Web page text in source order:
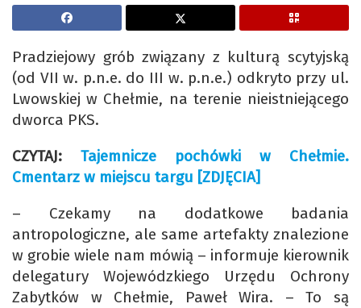
Pradziejowy grób związany z kulturą scytyjską
(od VII w. p.n.e. do III w. p.n.e.) odkryto przy ul.
Lwowskiej w Chełmie, na terenie nieistniejącego
dworca PKS.
CZYTAJ: Tajemnicze pochówki w Chełmie.
Cmentarz w miejscu targu [ZDJĘCIA]
– Czekamy na dodatkowe badania
antropologiczne, ale same artefakty znalezione
w grobie wiele nam mówią – informuje kierownik
delegatury Wojewódzkiego Urzędu Ochrony
Zabytków w Chełmie, Paweł Wira. – To są